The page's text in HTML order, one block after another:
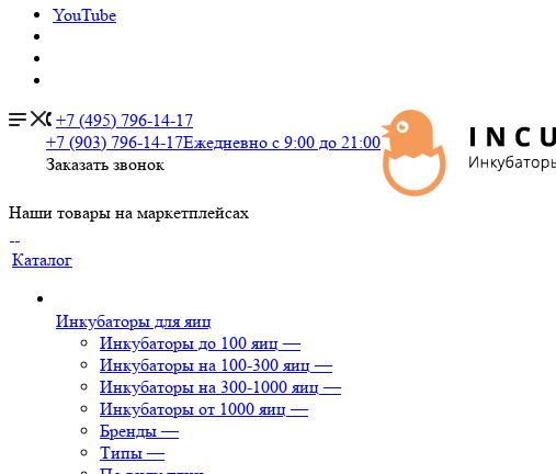
YouTube
+7 (495) 796-14-17
+7 (903) 796-14-17Ежедневно с 9:00 до 21:00
Заказать звонок
Наши товары на маркетплейсах
Каталог
Инкубаторы для яиц
Инкубаторы до 100 яиц —
Инкубаторы на 100-300 яиц —
Инкубаторы на 300-1000 яиц —
Инкубаторы от 1000 яиц —
Бренды —
Типы —